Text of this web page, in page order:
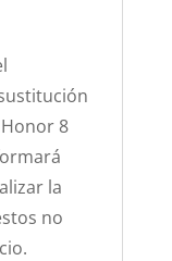
8
la
no